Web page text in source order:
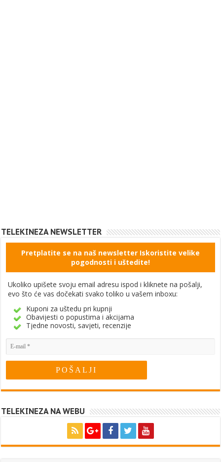
TELEKINEZA NEWSLETTER
Pretplatite se na naš newsletter Iskoristite velike
pogodnosti i uštedite!
Ukoliko upišete svoju email adresu ispod i kliknete na pošalji,
evo što će vas dočekati svako toliko u vašem inboxu:
Kuponi za uštedu pri kupnji
Obavijesti o popustima i akcijama
Tjedne novosti, savjeti, recenzije
TELEKINEZA NA WEBU